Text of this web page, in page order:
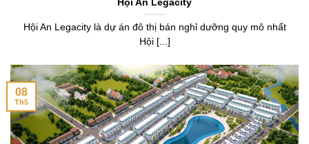
Hội An Legacity
Hội An Legacity là dự án đô thị bán nghỉ dưỡng quy mô nhất
Hội [...]
08
Th5